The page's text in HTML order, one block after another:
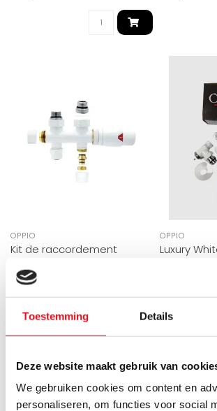
Toestemming Details
Deze website maakt gebruik van
We gebruiken cookies om content en
personaliseren, om functies voor social
OPPIO
Kit de raccordement
blanc Milieu-Supérieur-
Le bouton du thermostat
raccordé séparément à un
Directement disponible
€74,95
OPPIO
Luxury
angled -
Kit
un
Convient
€74,95